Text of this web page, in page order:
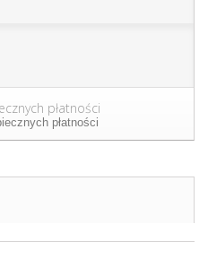
płatności